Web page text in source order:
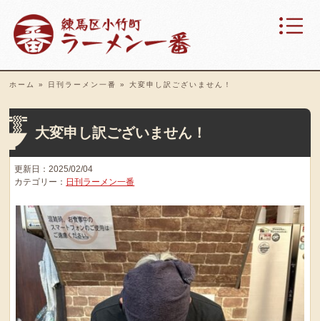
ホーム » 日刊ラーメン一番 » 大変申し訳ございません！
大変申し訳ございません！
更新日：2025/02/04
カテゴリー： 日刊ラーメン一番